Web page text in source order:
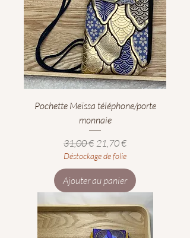
Pochette Meïssa téléphone/porte
monnaie
Prix original
31,00 € Prix promotionnel
21,70 €
Déstockage de folie
Ajouter au panier